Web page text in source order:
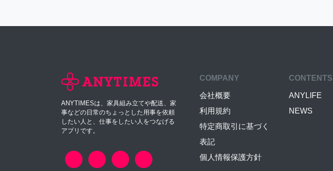
ANYTIMESは、家具組み立てや配送、家
事などの日常のちょっとした用事を依頼
したい人と、仕事をしたい人をつなげる
アプリです。
COMPANY
会社概要
利用規約
特定商取引に基づく
表記
個人情報保護方針
CONTENTS
ANYLIFE
NEWS